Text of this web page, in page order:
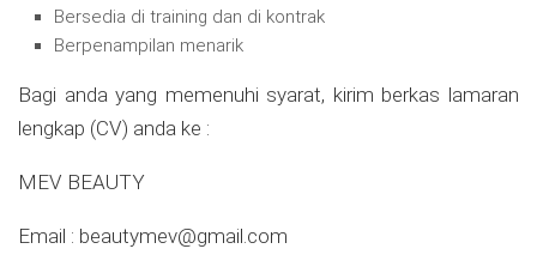
Bersedia di training dan di kontrak
Berpenampilan menarik
Bagi anda yang memenuhi syarat, kirim berkas lamaran
lengkap (CV) anda ke :
MEV BEAUTY
Email : beautymev@gmail.com